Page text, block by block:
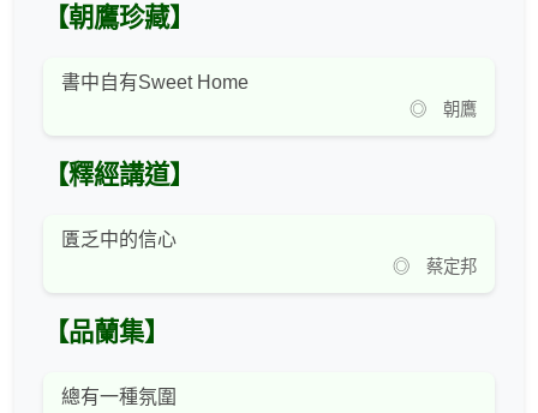
【朝鷹珍藏】
書中自有Sweet Home
◎ 朝鷹
【釋經講道】
匱乏中的信心
◎ 蔡定邦
【品蘭集】
總有一種氛圍